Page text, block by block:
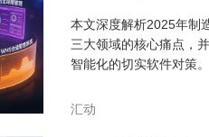
本文深度解析2025年制
三大领域的核心痛点，
智能化的切实软件对策
汇动